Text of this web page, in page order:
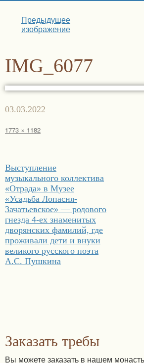
Предыдущее
изображение
IMG_6077
Опубликовано
03.03.2022
Полный
1773 × 1182
Навигация
по
записям
Выступление
музыкального коллектива
«Отрада» в Музее
«Усадьба Лопасня-
Зачатьевское» — родового
гнезда 4-ех знаменитых
дворянских фамилий, где
проживали дети и внуки
великого русского поэта
А.С. Пушкина
Заказать требы
Вы можете заказать в нашем